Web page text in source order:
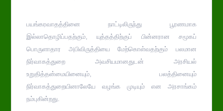
பயங்கரவாதத்தினை நாட்டிலிருந்து பூரணமாக
இல்லாதொழிப்பதற்கும், யுத்தத்திற்குப் பின்னரான சமூகப்
பொருளாதார அபிவிருத்தியை மேற்கொள்வதற்கும் பலமான
நிர்வாகத்துறை அவசியமானதுடன் அரசியல்
உறுதித்தன்மையினையும், பலத்தினையும்
நிர்வாகத்துறையினாலேயே வழங்க முடியும் என அரசாங்கம்
நம்புகின்றது.